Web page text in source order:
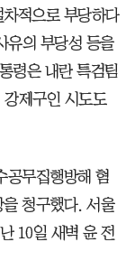
적으로 부당하다
유의 부당성 등을
령은 내란 특검팀
제구인 시도도
공무집행방해 혐
청구했다. 서울
10일 새벽 윤 전